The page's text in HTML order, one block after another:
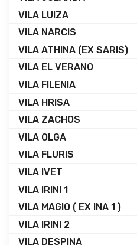
VILA LUIZA
VILA NARCIS
VILA ATHINA (EX SARIS)
VILA EL VERANO
VILA FILENIA
VILA HRISA
VILA ZACHOS
VILA OLGA
VILA FLURIS
VILA IVET
VILA IRINI 1
VILA MAGIO ( EX INA 1 )
VILA IRINI 2
VILA DESPINA